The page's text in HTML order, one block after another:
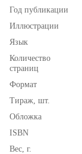
Год публикации
Иллюстрации
Язык
Количество
страниц
Формат
Тираж, шт.
Обложка
ISBN
Вес, г.